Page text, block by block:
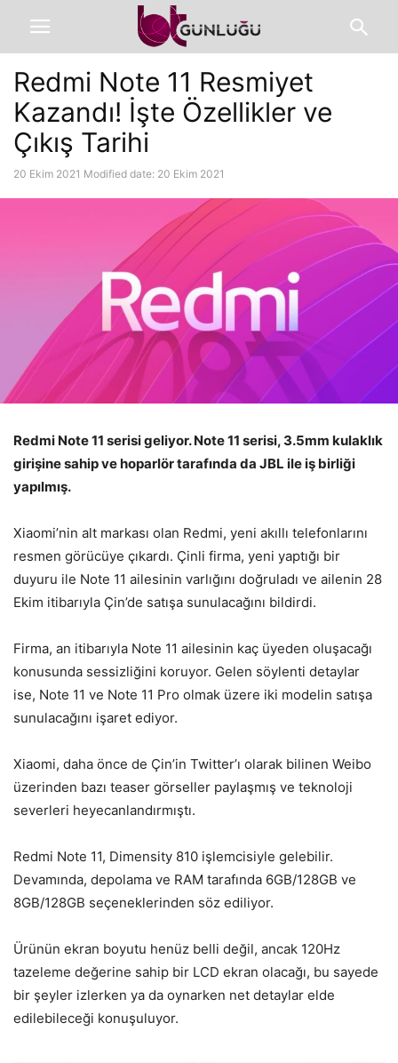
Redmi Note 11 Resmiyet
Kazandı! İşte Özellikler ve
Çıkış Tarihi
20 Ekim 2021 Modified date: 20 Ekim 2021
Redmi Note 11 serisi geliyor. Note 11 serisi, 3.5mm kulaklık
girişine sahip ve hoparlör tarafında da JBL ile iş birliği
yapılmış.
Xiaomi’nin alt markası olan Redmi, yeni akıllı telefonlarını
resmen görücüye çıkardı. Çinli firma, yeni yaptığı bir
duyuru ile Note 11 ailesinin varlığını doğruladı ve ailenin 28
Ekim itibarıyla Çin’de satışa sunulacağını bildirdi.
Firma, an itibarıyla Note 11 ailesinin kaç üyeden oluşacağı
konusunda sessizliğini koruyor. Gelen söylenti detaylar
ise, Note 11 ve Note 11 Pro olmak üzere iki modelin satışa
sunulacağını işaret ediyor.
Xiaomi, daha önce de Çin’in Twitter’ı olarak bilinen Weibo
üzerinden bazı teaser görseller paylaşmış ve teknoloji
severleri heyecanlandırmıştı.
Redmi Note 11, Dimensity 810 işlemcisiyle gelebilir.
Devamında, depolama ve RAM tarafında 6GB/128GB ve
8GB/128GB seçeneklerinden söz ediliyor.
Ürünün ekran boyutu henüz belli değil, ancak 120Hz
tazeleme değerine sahip bir LCD ekran olacağı, bu sayede
bir şeyler izlerken ya da oynarken net detaylar elde
edilebileceği konuşuluyor.